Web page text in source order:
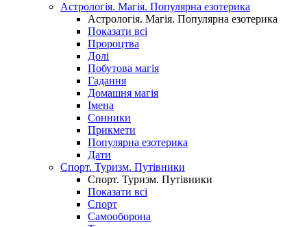
Астрологія. Магія. Популярна езотерика
Астрологія. Магія. Популярна езотерика
Показати всі
Пророцтва
Долі
Побутова магія
Гадання
Домашня магія
Імена
Сонники
Прикмети
Популярна езотерика
Дати
Спорт. Туризм. Путівники
Спорт. Туризм. Путівники
Показати всі
Спорт
Самооборона